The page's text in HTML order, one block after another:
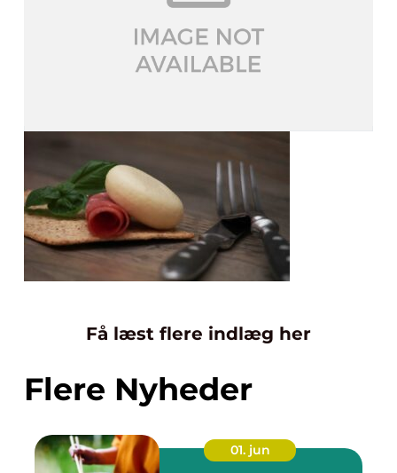
Få læst flere indlæg her
Flere Nyheder
01. jun